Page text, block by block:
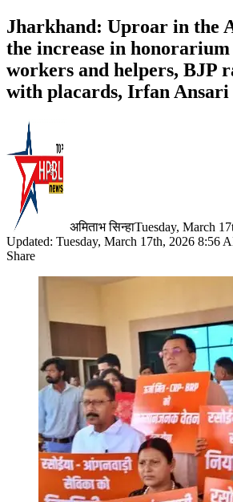
Jharkhand: Uproar in the
the increase in
workers and helpers, BJP
with placards, Irfan
अमिताभ सिन्हाTuesday, March
Updated: Tuesday, March 17th, 2026 8:56
Share